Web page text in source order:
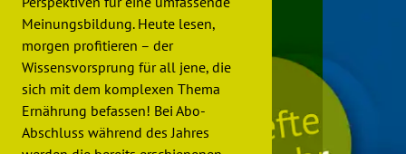
Meinungsbildung. Heute lesen,
morgen profitieren – der
Wissensvorsprung für all jene, die
sich mit dem komplexen Thema
Ernährung befassen! Bei Abo-
Abschluss während des Jahres